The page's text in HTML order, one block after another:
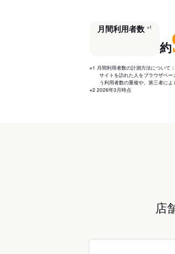
月間利用者数 ※1
約
※1 月間利用者数の計測方法について：
サイトを訪れた人をブラウザベ
う利用者数の重複や、第三者に
※2 2026年3月時点
店